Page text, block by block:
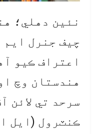
نئين دهلي؛
چيف جنرل
اعتراف ڪيو
هندستان وچ
سرحد تي لائن
ڪنٽرول (ايل